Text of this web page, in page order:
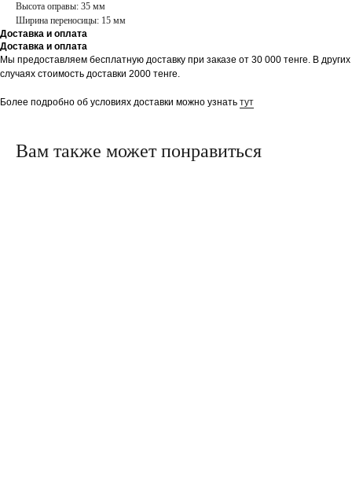
Высота оправы: 35 мм
Ширина переносицы: 15 мм
Доставка и оплата
Доставка и оплата
Мы предоставляем бесплатную доставку при заказе от 30 000 тенге. В других
случаях стоимость доставки 2000 тенге.
Более подробно об условиях доставки можно узнать тут
Вам также может понравиться
ПОКУПАТЕЛЯМ МАГАЗИН
Доставка
Возврат и обмен
Блог